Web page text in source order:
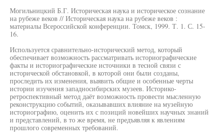
Могильницкий Б.Г. Историческая наука и историческое сознание
на рубеже веков // Историческая наука на рубеже веков :
материалы Всероссийской конференции. Томск, 1999. Т. 1. С. 15-
16.
Используется сравнительно-исторический метод, который
обеспечивает возможность рассматривать историографические
факты и историографические источники в тесной связи с
исторической обстановкой, в которой они были созданы,
проследить их изменения, выявить общие и особенные черты
истории изучения западносибирских музеев. Историко-
ретроспективный метод даёт возможность провести мысленную
реконструкцию событий, оказывавших влияние на музейную
историографию, оценить их с позиций новейших научных знаний
и представлений, в то же время, не предъявляя к явлениям
прошлого современных требований.